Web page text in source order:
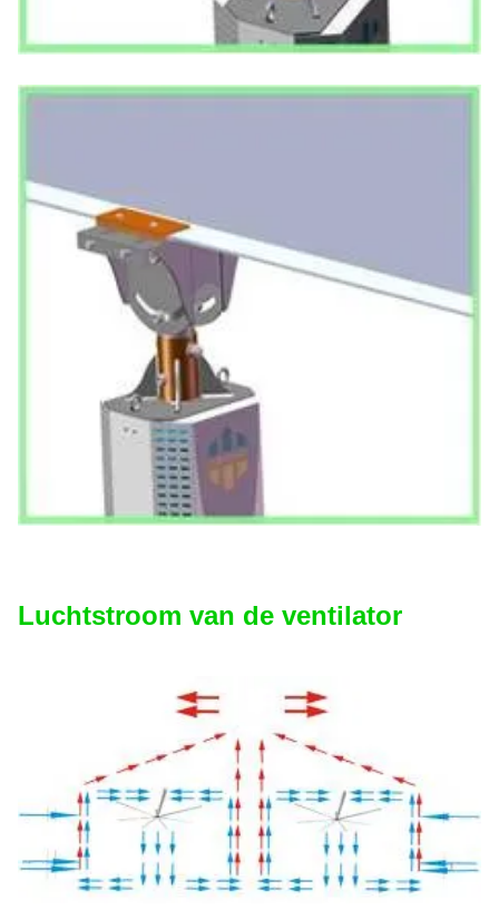
Luchtstroom van de ventilator